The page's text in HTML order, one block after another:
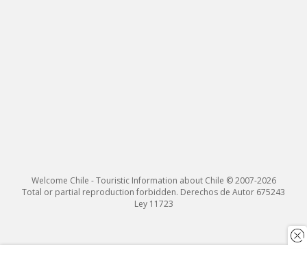
Welcome Chile - Touristic Information about Chile © 2007-2026
Total or partial reproduction forbidden. Derechos de Autor 675243
Ley 11723